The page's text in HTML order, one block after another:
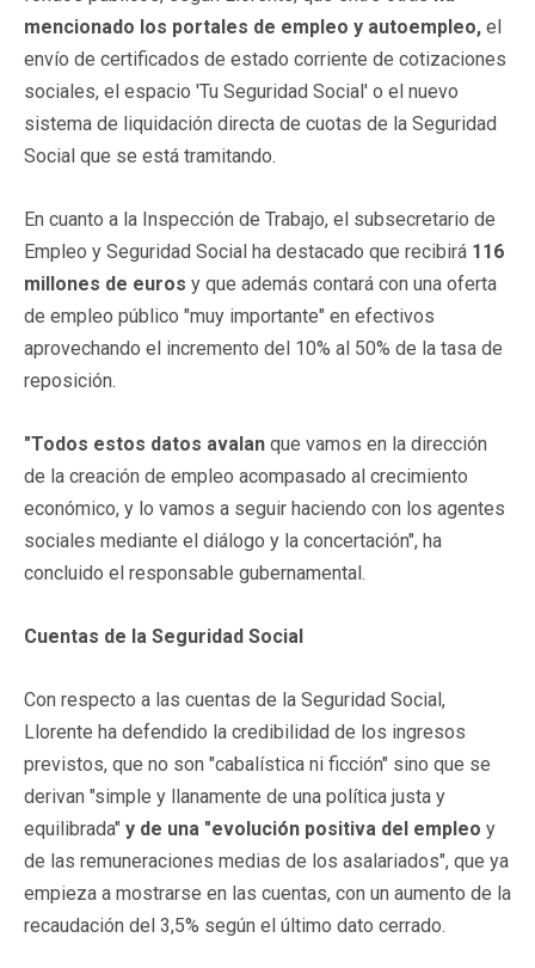
mencionado los portales de empleo y autoempleo, el
envío de certificados de estado corriente de cotizaciones
sociales, el espacio 'Tu Seguridad Social' o el nuevo
sistema de liquidación directa de cuotas de la Seguridad
Social que se está tramitando.
En cuanto a la Inspección de Trabajo, el subsecretario de
Empleo y Seguridad Social ha destacado que recibirá 116
millones de euros y que además contará con una oferta
de empleo público "muy importante" en efectivos
aprovechando el incremento del 10% al 50% de la tasa de
reposición.
"Todos estos datos avalan que vamos en la dirección
de la creación de empleo acompasado al crecimiento
económico, y lo vamos a seguir haciendo con los agentes
sociales mediante el diálogo y la concertación", ha
concluido el responsable gubernamental.
Cuentas de la Seguridad Social
Con respecto a las cuentas de la Seguridad Social,
Llorente ha defendido la credibilidad de los ingresos
previstos, que no son "cabalística ni ficción" sino que se
derivan "simple y llanamente de una política justa y
equilibrada" y de una "evolución positiva del empleo y
de las remuneraciones medias de los asalariados", que ya
empieza a mostrarse en las cuentas, con un aumento de la
recaudación del 3,5% según el último dato cerrado.